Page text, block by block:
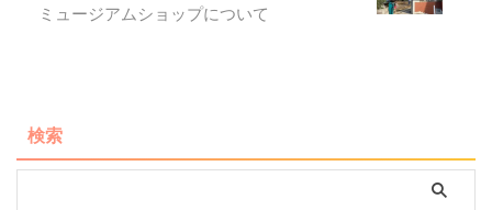
ミュージアムショップについて
検索